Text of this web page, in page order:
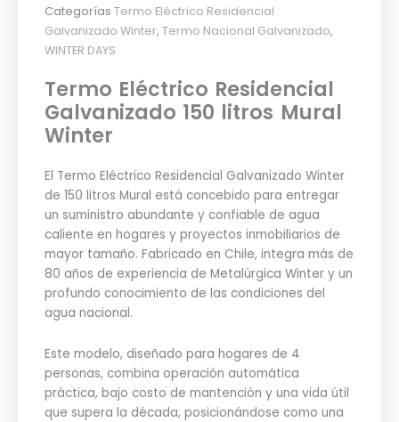
Categorías Termo Eléctrico Residencial
Galvanizado Winter, Termo Nacional Galvanizado,
WINTER DAYS
Termo Eléctrico Residencial
Galvanizado 150 litros Mural
Winter
El Termo Eléctrico Residencial Galvanizado Winter
de 150 litros Mural está concebido para entregar
un suministro abundante y confiable de agua
caliente en hogares y proyectos inmobiliarios de
mayor tamaño. Fabricado en Chile, integra más de
80 años de experiencia de Metalúrgica Winter y un
profundo conocimiento de las condiciones del
agua nacional.
Este modelo, diseñado para hogares de 4
personas, combina operación automática
práctica, bajo costo de mantención y una vida útil
que supera la década, posicionándose como una